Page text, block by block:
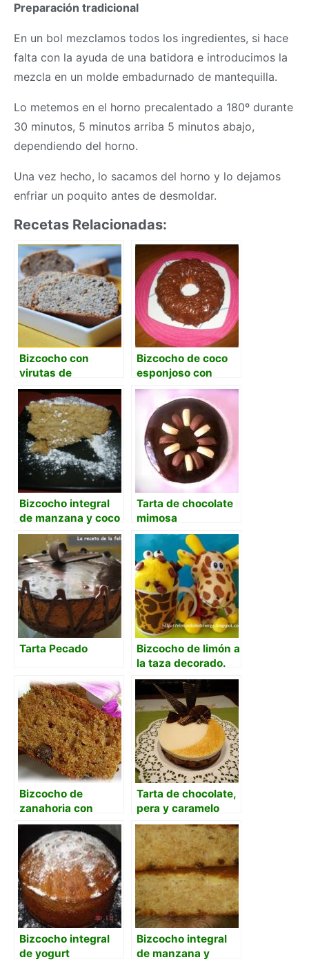
Preparación tradicional
En un bol mezclamos todos los ingredientes, si hace
falta con la ayuda de una batidora e introducimos la
mezcla en un molde embadurnado de mantequilla.
Lo metemos en el horno precalentado a 180º durante
30 minutos, 5 minutos arriba 5 minutos abajo,
dependiendo del horno.
Una vez hecho, lo sacamos del horno y lo dejamos
enfriar un poquito antes de desmoldar.
Recetas Relacionadas:
Bizcocho con
virutas de
chocolate y polvo
de naranja
Bizcocho de coco
esponjoso con
maicena y aroma
de coco
Bizcocho integral
de manzana y coco
Tarta de chocolate
mimosa
Tarta Pecado
Bizcocho de limón a
la taza decorado.
Bizcocho jirafa.
Bizcocho de
zanahoria con
harina integral y
canela
Tarta de chocolate,
pera y caramelo
Bizcocho integral
de yogurt
Bizcocho integral
de manzana y